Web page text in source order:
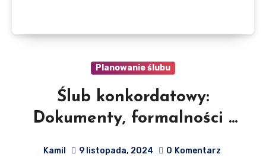
Planowanie ślubu
Ślub konkordatowy:
Dokumenty, formalności i
Kamil 9 listopada, 2024 0 Komentarz